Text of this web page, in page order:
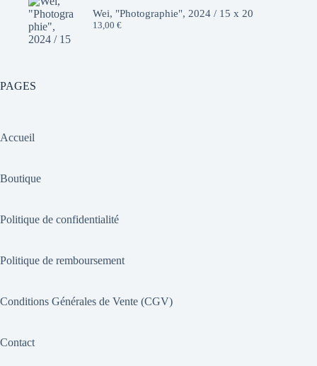
10,00 €.
7,00 €.
Wei, "Photographie", 2024 / 15 x 20
13,00 €
PAGES
Accueil
Boutique
Politique de confidentialité
Politique de remboursement
Conditions Générales de Vente (CGV)
Contact